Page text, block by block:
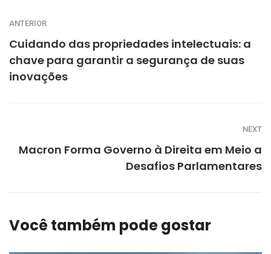
ANTERIOR
Cuidando das propriedades intelectuais: a
chave para garantir a segurança de suas
inovações
NEXT
Macron Forma Governo à Direita em Meio a
Desafios Parlamentares
Você também pode gostar